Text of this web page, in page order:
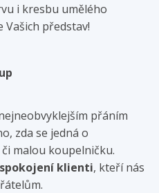
i kresbu umělého
Vašich představ!
přáním
zda se jedná o
malou koupelničku.
spokojení klienti, kteří nás